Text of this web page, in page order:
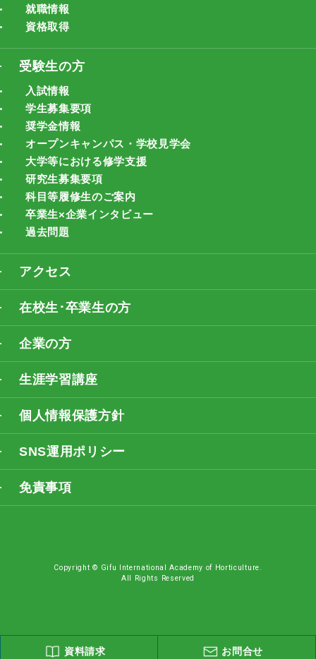
就職情報
資格取得
受験生の方
入試情報
学生募集要項
奨学金情報
オープンキャンパス・学校見学会
大学等における修学支援
研究生募集要項
科目等履修生のご案内
卒業生×企業インタビュー
過去問題
アクセス
在校生･卒業生の方
企業の方
生涯学習講座
個人情報保護方針
SNS運用ポリシー
免責事項
Copyright © Gifu International Academy of Horticulture.
All Rights Reserved
資料請求 お問合せ